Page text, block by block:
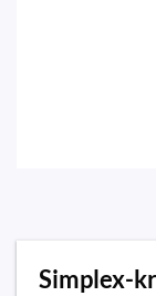
Simplex-